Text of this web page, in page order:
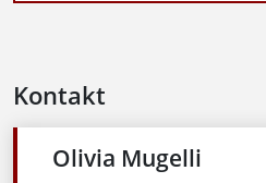
Kontakt
Olivia Mugelli